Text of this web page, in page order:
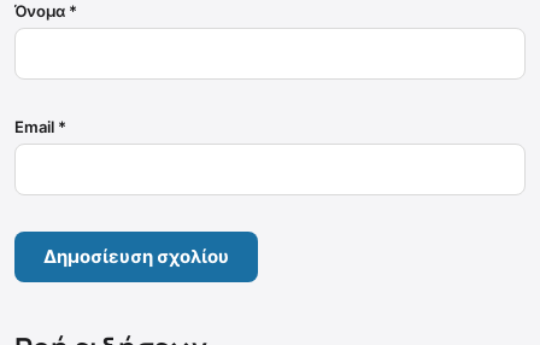
Όνομα *
Email *